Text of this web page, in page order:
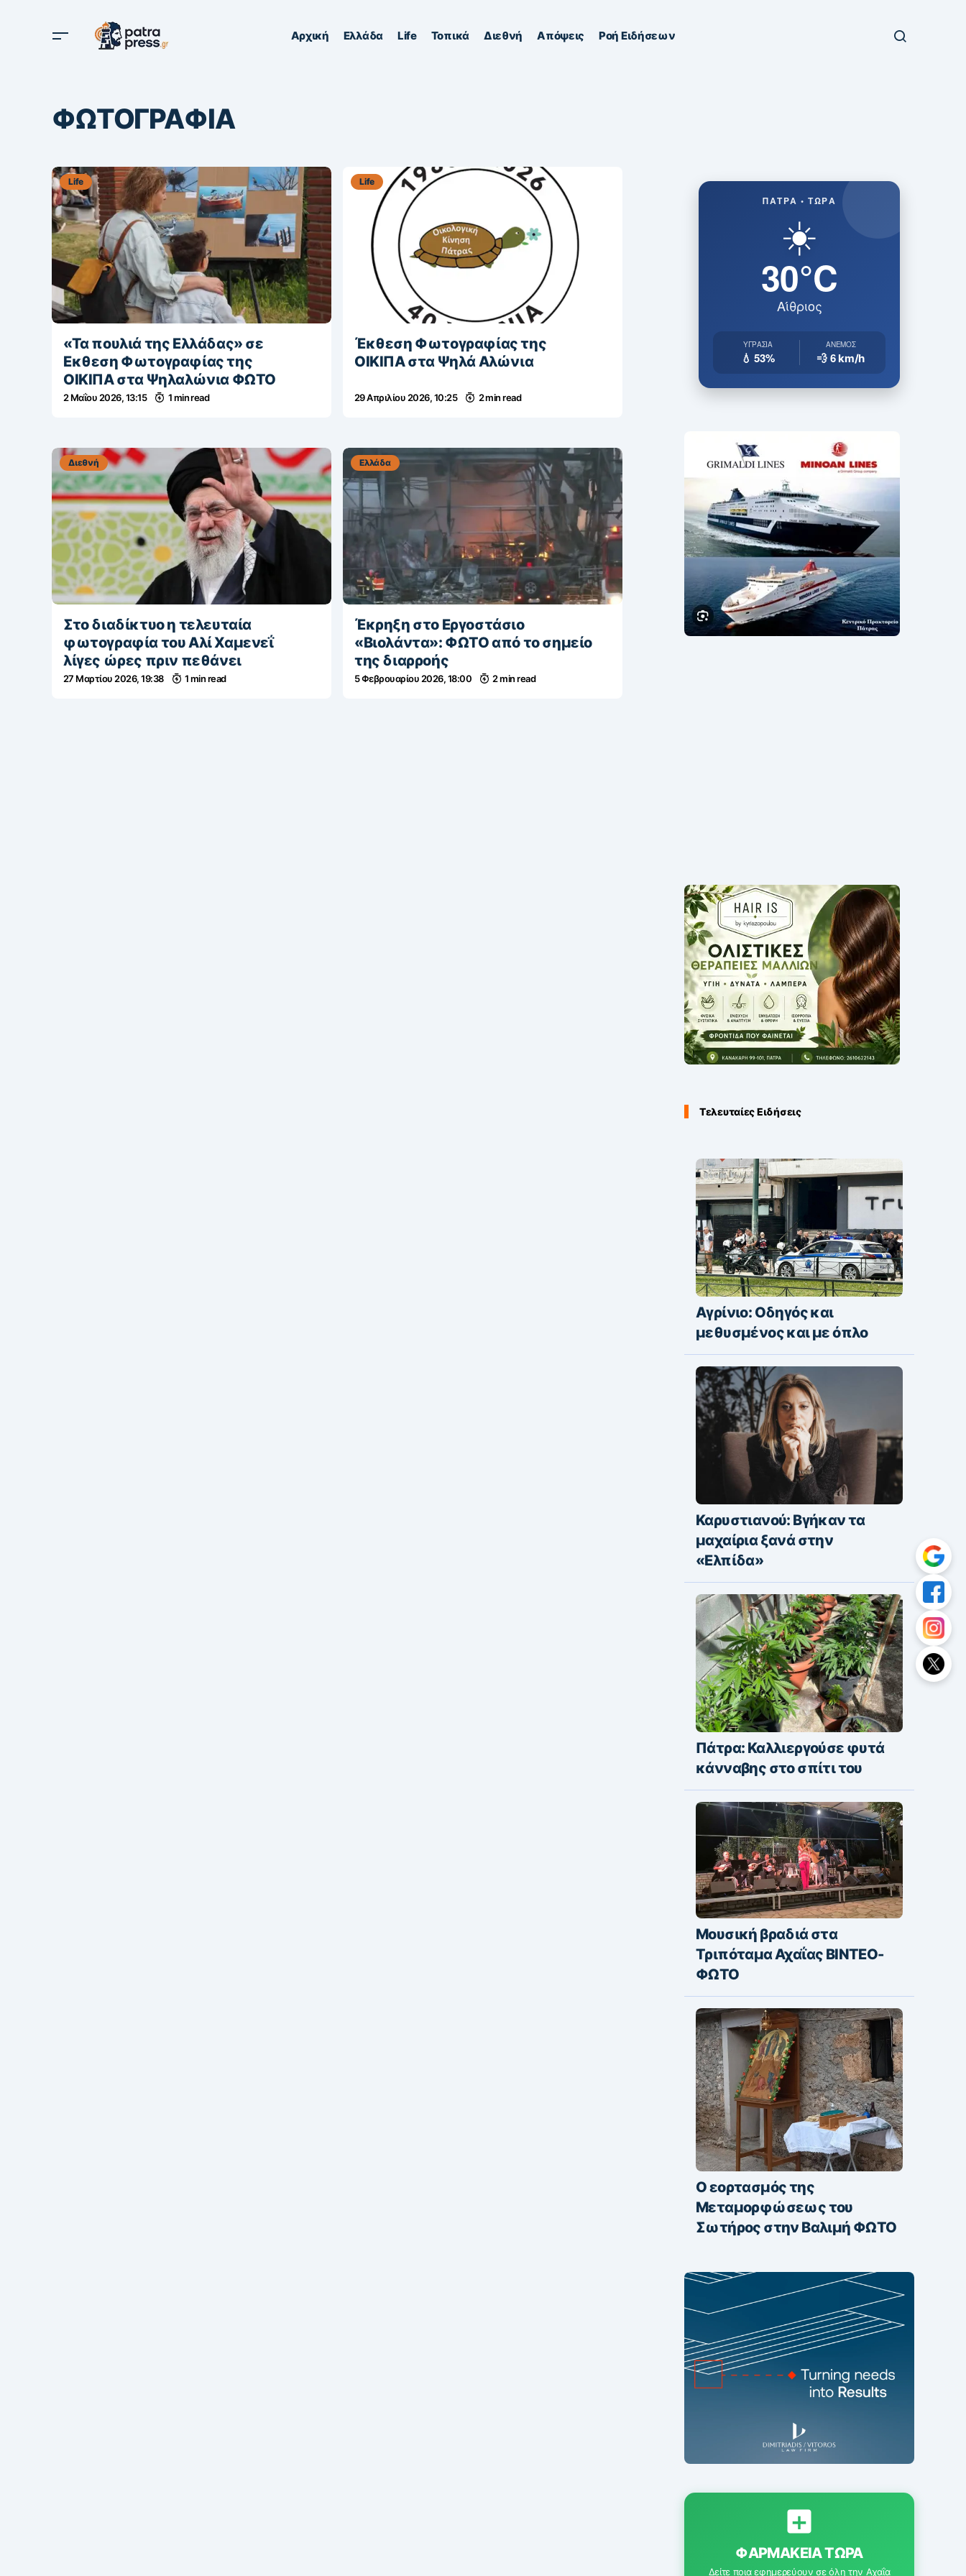
Αρχική Ελλάδα Life Τοπικά Διεθνή Απόψεις Ροή Ειδήσεων
ΦΩΤΟΓΡΑΦΙΑ
Life
«Τα πουλιά της Ελλάδας» σε
Εκθεση Φωτογραφίας της
ΟΙΚΙΠΑ στα Ψηλαλώνια ΦΩΤΟ
2 Μαΐου 2026, 13:15 1 min read
Life
Έκθεση Φωτογραφίας της
ΟΙΚΙΠΑ στα Ψηλά Αλώνια
29 Απριλίου 2026, 10:25 2 min read
Διεθνή
Στo διαδίκτυο η τελευταία
φωτογραφία του Αλί Χαμενεΐ
λίγες ώρες πριν πεθάνει
27 Μαρτίου 2026, 19:38 1 min read
Ελλάδα
Έκρηξη στο Εργοστάσιο
«Βιολάντα»: ΦΩΤΟ από το σημείο
της διαρροής
5 Φεβρουαρίου 2026, 18:00 2 min read
ΠΆΤΡΑ • ΤΏΡΑ
☀️
30°C
Αίθριος
ΥΓΡΑΣΊΑ
💧 53%
ΆΝΕΜΟΣ
💨 6km/h
Τελευταίες Ειδήσεις
Αγρίνιο: Οδηγός και
μεθυσμένος και με όπλο
Καρυστιανού: Βγήκαν τα
μαχαίρια ξανά στην
«Ελπίδα»
Πάτρα: Καλλιεργούσε φυτά
κάνναβης στο σπίτι του
Μουσική βραδιά στα
Τριπόταμα Αχαΐας ΒΙΝΤΕΟ-
ΦΩΤΟ
Ο εορτασμός της
Μεταμορφώσεως του
Σωτήρος στην Βαλιμή ΦΩΤΟ
ΦΑΡΜΑΚΕΊΑ ΤΏΡΑ
Δείτε ποια εφημερεύουν σε όλη την Αχαΐα